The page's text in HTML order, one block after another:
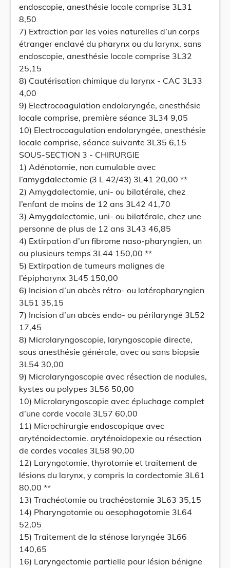
endoscopie, anesthésie locale comprise 3L31
8,50
7) Extraction par les voies naturelles d’un corps
étranger enclavé du pharynx ou du larynx, sans
endoscopie, anesthésie locale comprise 3L32
25,15
8) Cautérisation chimique du larynx - CAC 3L33
4,00
9) Electrocoagulation endolaryngée, anesthésie
locale comprise, première séance 3L34 9,05
10) Electrocoagulation endolaryngée, anesthésie
locale comprise, séance suivante 3L35 6,15
SOUS-SECTION 3 - CHIRURGIE
1) Adénotomie, non cumulable avec
l’amygdalectomie (3 L 42/43) 3L41 20,00 **
2) Amygdalectomie, uni- ou bilatérale, chez
l’enfant de moins de 12 ans 3L42 41,70
3) Amygdalectomie, uni- ou bilatérale, chez une
personne de plus de 12 ans 3L43 46,85
4) Extirpation d’un fibrome naso-pharyngien, un
ou plusieurs temps 3L44 150,00 **
5) Extirpation de tumeurs malignes de
l’épipharynx 3L45 150,00
6) Incision d’un abcès rétro- ou latéropharyngien
3L51 35,15
7) Incision d’un abcès endo- ou périlaryngé 3L52
17,45
8) Microlaryngoscopie, laryngoscopie directe,
sous anesthésie générale, avec ou sans biopsie
3L54 30,00
9) Microlaryngoscopie avec résection de nodules,
kystes ou polypes 3L56 50,00
10) Microlaryngoscopie avec épluchage complet
d’une corde vocale 3L57 60,00
11) Microchirurgie endoscopique avec
aryténoidectomie. aryténoidopexie ou résection
de cordes vocales 3L58 90,00
12) Laryngotomie, thyrotomie et traitement de
lésions du larynx, y compris la cordectomie 3L61
80,00 **
13) Trachéotomie ou trachéostomie 3L63 35,15
14) Pharyngotomie ou oesophagotomie 3L64
52,05
15) Traitement de la sténose laryngée 3L66
140,65
16) Laryngectomie partielle pour lésion bénigne